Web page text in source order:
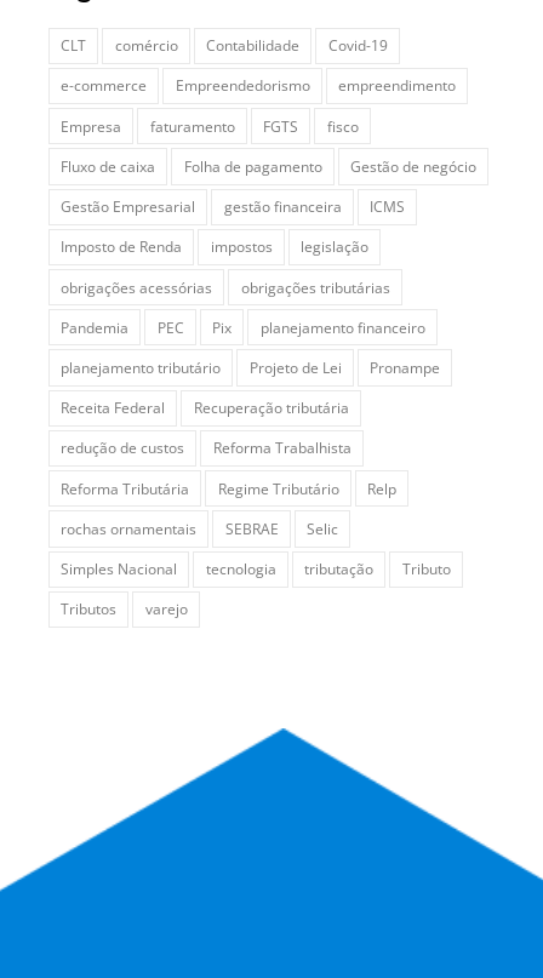
CLT comércio Contabilidade
Covid-19
e-commerce
Empreendedorismo
empreendimento
Empresa
faturamento FGTS
fisco
Fluxo de caixa
Folha de pagamento
Gestão de negócio
Gestão Empresarial
gestão financeira
ICMS
Imposto de Renda
impostos
legislação
obrigações acessórias
obrigações tributárias
Pandemia
PEC Pix
planejamento financeiro
planejamento tributário
Projeto de Lei
Pronampe
Receita Federal
Recuperação tributária
redução de custos
Reforma Trabalhista
Reforma Tributária
Regime Tributário
Relp
rochas ornamentais
SEBRAE
Selic
Simples Nacional
tecnologia tributação
Tributo
Tributos
varejo